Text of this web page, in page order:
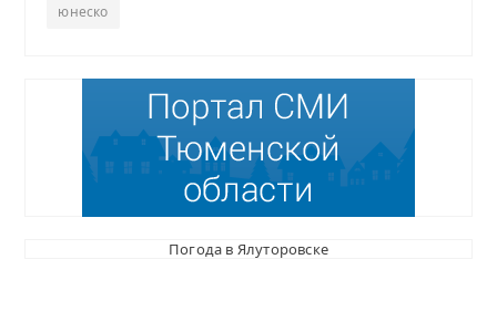
юнеско
Погода в Ялуторовске